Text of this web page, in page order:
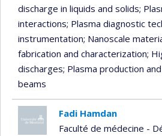
discharge in liquids and solids;
interactions; Plasma diagnostic
instrumentation; Nanoscale
fabrication and characterization;
discharges; Plasma production
beams
Fadi Hamdan
Faculté de médecine -